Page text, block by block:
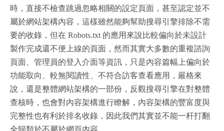
時，直接不檢查跳過忽略相關的設定頁面，甚至認定並不
屬於網站架構內容，這樣雖然能夠幫助搜尋引擎排除不需
要的收錄，但在 Robots.txt 的應用來說比較偏向於未設計
製作完成還不便上線的頁面，然而其實大多數的重複諮詢
頁面、管理員的登入介面等資訊，只是內容篇幅上偏向於
功能取向、較無閱讀性、不符合訪客查看應用，嚴格來
說，還是整體網站架構的一部份，反觀搜尋引擎在對整體
查核時，也會對內容架構進行瞭解，內容架構的豐富度與
完整性也有利於排名收錄，因此我們其實並不能一杆打翻